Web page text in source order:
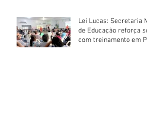
Lei Lucas: Secretaria
de Educação reforça
com treinamento em